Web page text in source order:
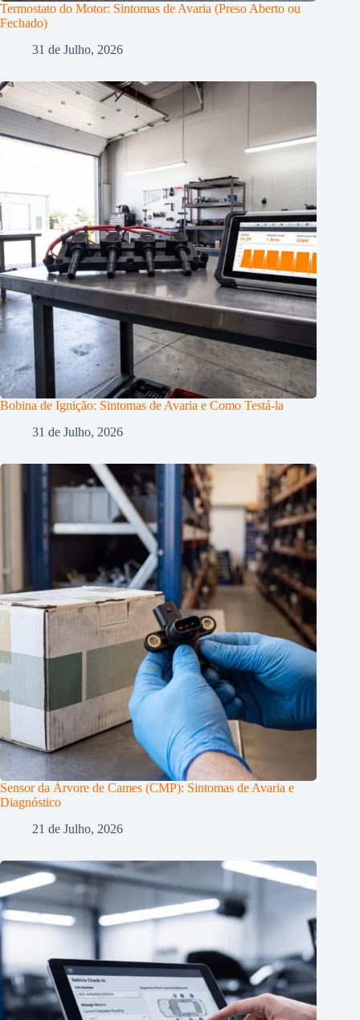
Termostato do Motor: Sintomas de Avaria (Preso Aberto ou
Fechado)
31 de Julho, 2026
Bobina de Ignição: Sintomas de Avaria e Como Testá-la
31 de Julho, 2026
Sensor da Árvore de Cames (CMP): Sintomas de Avaria e
Diagnóstico
21 de Julho, 2026